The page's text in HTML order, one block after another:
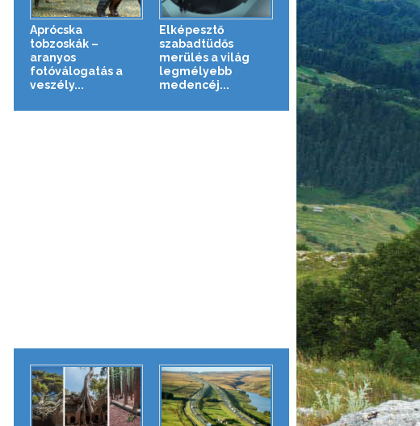
Aprócska
tobzoskák –
aranyos
fotóválogatás a
veszély...
Elképesztő
szabadtüdős
merülés a világ
legmélyebb
medencéj...